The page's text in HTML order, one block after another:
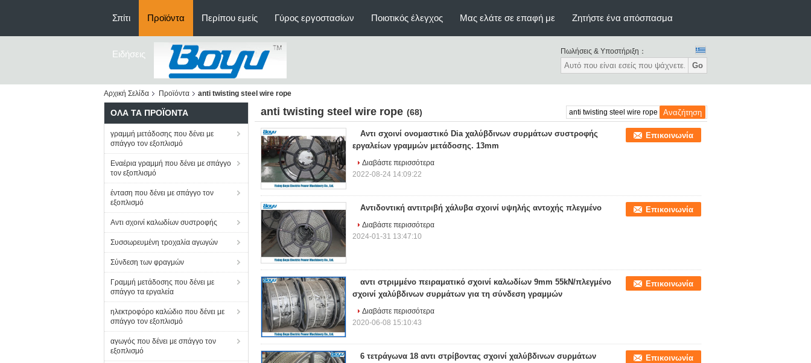
Σπίτι Προϊόντα Περίπου εμείς Γύρος εργοστασίων Ποιοτικός έλεγχος Μας ελάτε σε επαφή με Ζητήστε ένα απόσπασμα
Ειδήσεις Πωλήσεις & Υποστήριξη：
Go
Αρχική Σελίδα Προϊόντα anti twisting steel wire rope
ΌΛΑ ΤΑ ΠΡΟΪΌΝΤΑ
γραμμή μετάδοσης που δένει με
σπάγγο τον εξοπλισμό
Εναέρια γραμμή που δένει με σπάγγο
τον εξοπλισμό
ένταση που δένει με σπάγγο τον
εξοπλισμό
Αντι σχοινί καλωδίων συστροφής
Συσσωρευμένη τροχαλία αγωγών
Σύνδεση των φραγμών
Γραμμή μετάδοσης που δένει με
σπάγγο τα εργαλεία
ηλεκτροφόρο καλώδιο που δένει με
σπάγγο τον εξοπλισμό
αγωγός που δένει με σπάγγο τον
εξοπλισμό
anti twisting steel wire rope (68)
Αντι σχοινί ονομαστικό Dia χαλύβδινων συρμάτων συστροφής
εργαλείων γραμμών μετάδοσης. 13mm
Επικοινωνία
Διαβάστε περισσότερα
2022-08-24 14:09:22
Αντιδοντική αντιτριβή χάλυβα σχοινί υψηλής αντοχής πλεγμένο Επικοινωνία
Διαβάστε περισσότερα
2024-01-31 13:47:10
αντι στριμμένο πειραματικό σχοινί καλωδίων 9mm 55kN/πλεγμένο
σχοινί χαλύβδινων συρμάτων για τη σύνδεση γραμμών
Επικοινωνία
Διαβάστε περισσότερα
2020-06-08 15:10:43
6 τετράγωνα 18 αντι στρίβοντας σχοινί χαλύβδινων συρμάτων
Επικοινωνία